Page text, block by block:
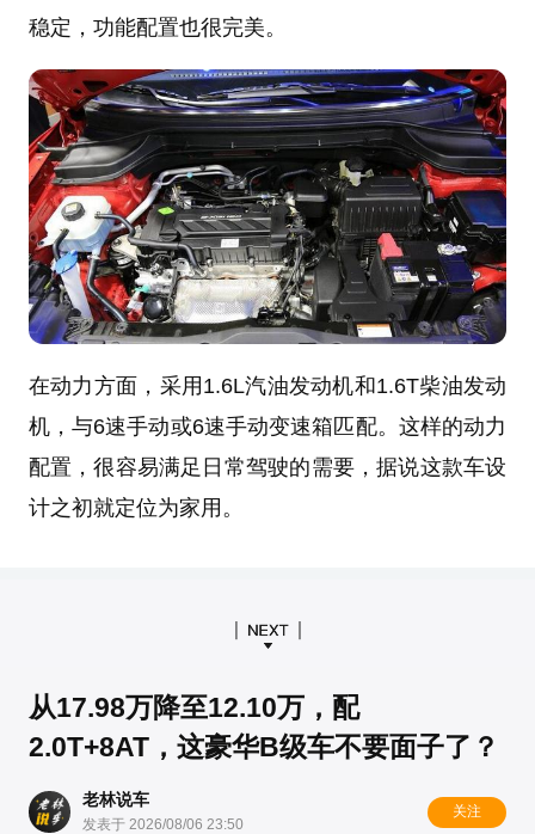
稳定，功能配置也很完美。
在动力方面，采用1.6L汽油发动机和1.6T柴油发动
机，与6速手动或6速手动变速箱匹配。这样的动力
配置，很容易满足日常驾驶的需要，据说这款车设
计之初就定位为家用。
从17.98万降至12.10万，配
2.0T+8AT，这豪华B级车不要面子了？
老林说车
发表于 2026/08/06 23:50
关注